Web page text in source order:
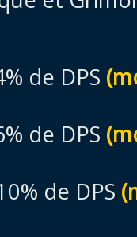
de DPS
de DPS
de DPS